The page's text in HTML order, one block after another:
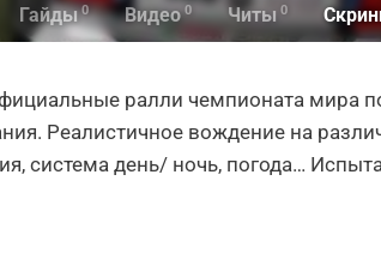
Гайды 0 Видео 0 Читы 0
ралли чемпионата мира
Реалистичное вождение на
система день/ ночь, погода…